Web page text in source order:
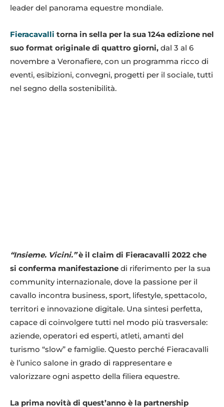
leader del panorama equestre mondiale.
Fieracavalli torna in sella per la sua 124a edizione nel
suo format originale di quattro giorni, dal 3 al 6
novembre a Veronafiere, con un programma ricco di
eventi, esibizioni, convegni, progetti per il sociale, tutti
nel segno della sostenibilità.
“Insieme. Vicini.”è il claim di Fieracavalli 2022 che
si conferma manifestazione di riferimento per la sua
community internazionale, dove la passione per il
cavallo incontra business, sport, lifestyle, spettacolo,
territori e innovazione digitale. Una sintesi perfetta,
capace di coinvolgere tutti nel modo più trasversale:
aziende, operatori ed esperti, atleti, amanti del
turismo “slow” e famiglie. Questo perché Fieracavalli
è l’unico salone in grado di rappresentare e
valorizzare ogni aspetto della filiera equestre.
La prima novità di quest’anno è la partnership